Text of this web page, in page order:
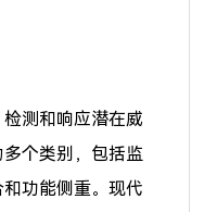
测和响应潜在威
个类别，包括监
功能侧重。现代